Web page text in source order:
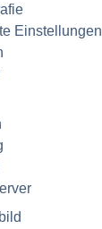
Einstellungen